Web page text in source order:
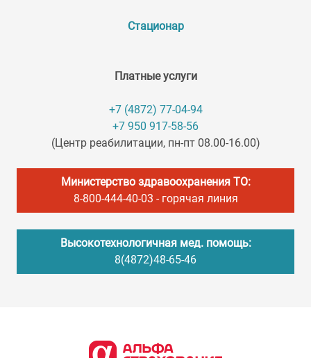
Стационар
Платные услуги
+7 (4872) 77-04-94
+7 950 917-58-56
(Центр реабилитации, пн-пт 08.00-16.00)
Министерство здравоохранения ТО:
8-800-444-40-03 - горячая линия
Высокотехнологичная мед. помощь:
8(4872)48-65-46